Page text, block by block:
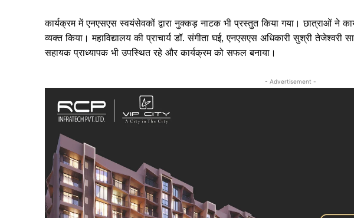
कार्यक्रम में एनएसएस स्वयंसेवकों द्वारा नुक्कड़ नाटक भी प्रस्तुत किया गया। छात्राओं ने
व्यक्त किया। महाविद्यालय की प्राचार्य डॉ. संगीता घई, एनएसएस अधिकारी सुश्री तेजेश्वरी
सहायक प्राध्यापक भी उपस्थित रहे और कार्यक्रम को सफल बनाया।
- Advertisement -